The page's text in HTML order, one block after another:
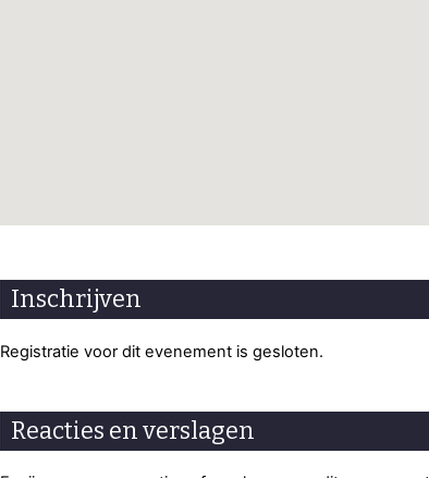
Inschrijven
Registratie voor dit evenement is gesloten.
Reacties en verslagen